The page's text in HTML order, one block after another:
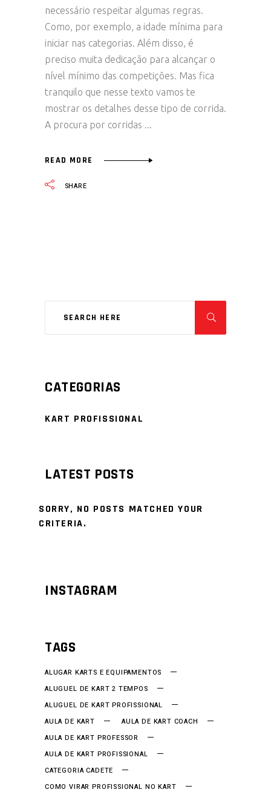
necessário respeitar algumas regras.
Como, por exemplo, a idade mínima para
iniciar nas categorias. Além disso, é
preciso muita dedicação para alcançar o
nível mínimo das competições. Mas fica
tranquilo que nesse texto vamos te
mostrar os detalhes desse tipo de corrida.
A procura por corridas
READ MORE
SHARE
CATEGORIAS
KART PROFISSIONAL
LATEST POSTS
SORRY, NO POSTS MATCHED YOUR
CRITERIA.
INSTAGRAM
TAGS
ALUGAR KARTS E EQUIPAMENTOS
ALUGUEL DE KART 2 TEMPOS
ALUGUEL DE KART PROFISSIONAL
AULA DE KART
AULA DE KART COACH
AULA DE KART PROFESSOR
AULA DE KART PROFISSIONAL
CATEGORIA CADETE
COMO VIRAR PROFISSIONAL NO KART